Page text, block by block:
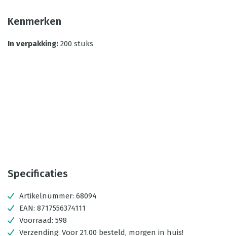
Kenmerken
In verpakking: 200 stuks
Specificaties
Artikelnummer: 68094
EAN: 8717556374111
Voorraad: 598
Verzending: Voor 21.00 besteld, morgen in huis!